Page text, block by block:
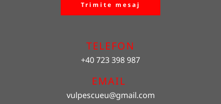
Trimite mesaj
TELEFON
+40 723 398 987
EMAIL
vulpescueu@gmail.com